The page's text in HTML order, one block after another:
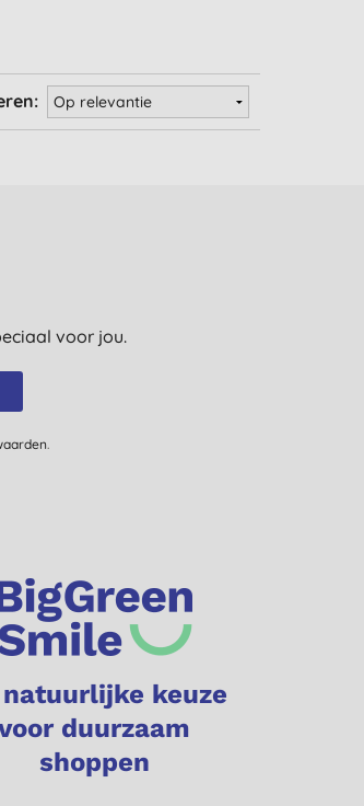
voor jou.
.
natuurlijke keuze
duurzaam
shoppen